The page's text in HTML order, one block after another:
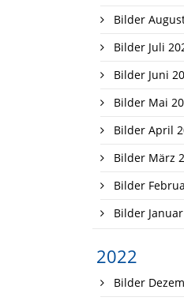
Bilder
Bilder Juli
Bilder Juni
Bilder Mai
Bilder April
Bilder März
Bilder
Bilder
2022
Bilder